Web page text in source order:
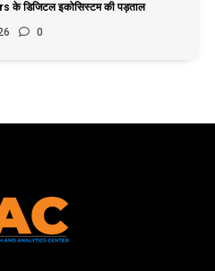
के डिजिटल इकोसिस्टम की पड़ताल
0